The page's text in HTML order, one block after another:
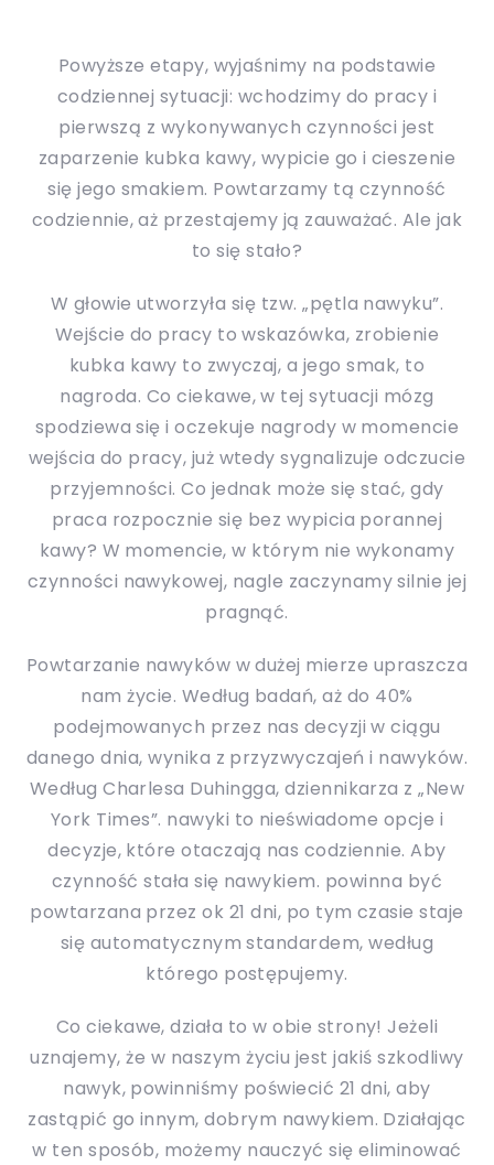
Powyższe etapy, wyjaśnimy na podstawie
codziennej sytuacji: wchodzimy do pracy i
pierwszą z wykonywanych czynności jest
zaparzenie kubka kawy, wypicie go i cieszenie
się jego smakiem. Powtarzamy tą czynność
codziennie, aż przestajemy ją zauważać. Ale jak
to się stało?
W głowie utworzyła się tzw. „pętla nawyku”.
Wejście do pracy to wskazówka, zrobienie
kubka kawy to zwyczaj, a jego smak, to
nagroda. Co ciekawe, w tej sytuacji mózg
spodziewa się i oczekuje nagrody w momencie
wejścia do pracy, już wtedy sygnalizuje odczucie
przyjemności. Co jednak może się stać, gdy
praca rozpocznie się bez wypicia porannej
kawy? W momencie, w którym nie wykonamy
czynności nawykowej, nagle zaczynamy silnie jej
pragnąć.
Powtarzanie nawyków w dużej mierze upraszcza
nam życie. Według badań, aż do 40%
podejmowanych przez nas decyzji w ciągu
danego dnia, wynika z przyzwyczajeń i nawyków.
Według Charlesa Duhingga, dziennikarza z „New
York Times”. nawyki to nieświadome opcje i
decyzje, które otaczają nas codziennie. Aby
czynność stała się nawykiem. powinna być
powtarzana przez ok 21 dni, po tym czasie staje
się automatycznym standardem, według
którego postępujemy.
Co ciekawe, działa to w obie strony! Jeżeli
uznajemy, że w naszym życiu jest jakiś szkodliwy
nawyk, powinniśmy poświecić 21 dni, aby
zastąpić go innym, dobrym nawykiem. Działając
w ten sposób, możemy nauczyć się eliminować